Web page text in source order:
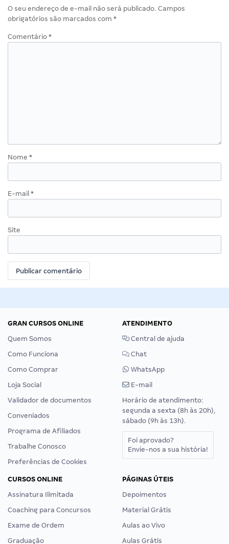
O seu endereço de e-mail não será publicado. Campos
obrigatórios são marcados com *
Comentário *
Nome *
E-mail *
Site
GRAN CURSOS ONLINE
Quem Somos
Como Funciona
Como Comprar
Loja Social
Validador de documentos
Conveniados
Programa de Afiliados
Trabalhe Conosco
Preferências de Cookies
ATENDIMENTO
Central de ajuda
Chat
WhatsApp
E-mail
Horário de atendimento:
segunda a sexta (8h às 20h),
sábado (9h às 13h).
Foi aprovado?
Envie-nos a sua história!
CURSOS ONLINE
Assinatura Ilimitada
Coaching para Concursos
Exame de Ordem
Graduação
PÁGINAS ÚTEIS
Depoimentos
Material Grátis
Aulas ao Vivo
Aulas Grátis